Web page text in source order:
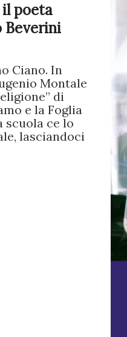
poeta
Beverini
Ciano. In
Montale
di
e la Foglia
scuola ce lo
lasciandoci